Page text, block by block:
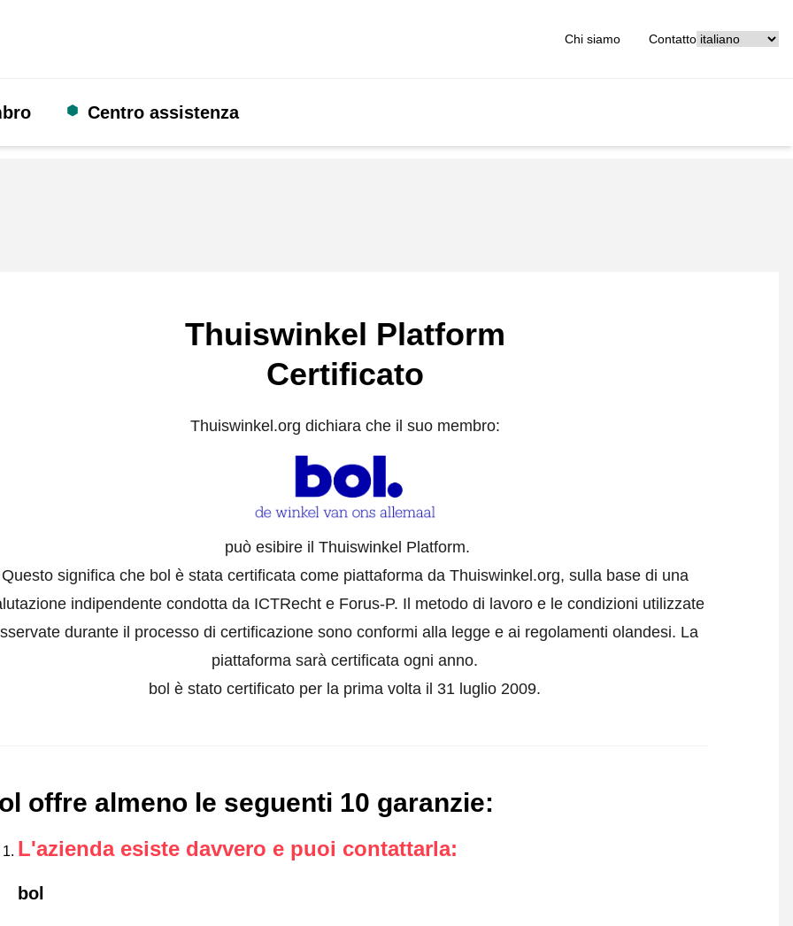
Chi siamo Contatto
Centro assistenza
Thuiswinkel Platform
Certificato
Thuiswinkel.org dichiara che il suo membro:
può esibire il Thuiswinkel Platform.
Questo significa che bol è stata certificata come piattaforma da Thuiswinkel.org, sulla base di una
indipendente condotta da ICTRecht e Forus-P. Il metodo di lavoro e le condizioni utilizzate
durante il processo di certificazione sono conformi alla legge e ai regolamenti olandesi. La
piattaforma sarà certificata ogni anno.
bol è stato certificato per la prima volta il 31 luglio 2009.
offre almeno le seguenti 10 garanzie:
L'azienda esiste davvero e puoi contattarla:
bol